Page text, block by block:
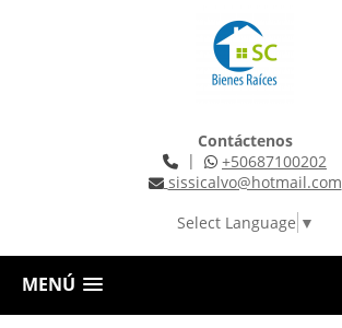
Contáctenos
|
+50687100202
sissicalvo@hotmail.com
Select Language ▼
MENÚ